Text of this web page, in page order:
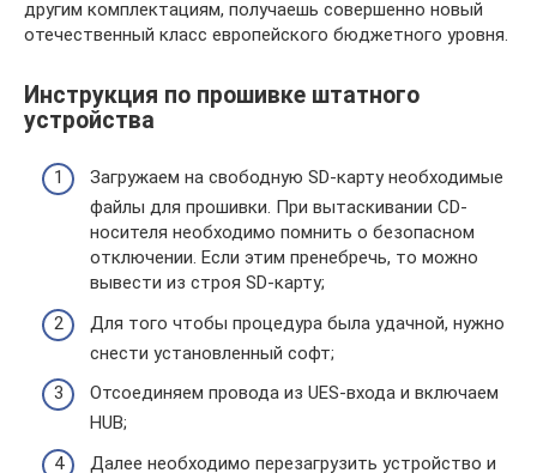
другим комплектациям, получаешь совершенно новый
отечественный класс европейского бюджетного уровня.
Инструкция по прошивке штатного
устройства
Загружаем на свободную SD-карту необходимые
файлы для прошивки. При вытаскивании CD-
носителя необходимо помнить о безопасном
отключении. Если этим пренебречь, то можно
вывести из строя SD-карту;
Для того чтобы процедура была удачной, нужно
снести установленный софт;
Отсоединяем провода из UES-входа и включаем
HUB;
Далее необходимо перезагрузить устройство и